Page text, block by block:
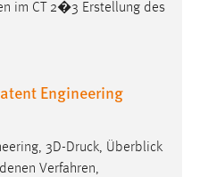
im CT 2�3 Erstellung des
Engineering
3D-Druck, Überblick
Verfahren,